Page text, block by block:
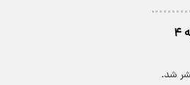
ایران خودرو قیمت‌ محصولاتش را بروزرسانی کرد/ جدول کامل امروز دوشنبه ۴